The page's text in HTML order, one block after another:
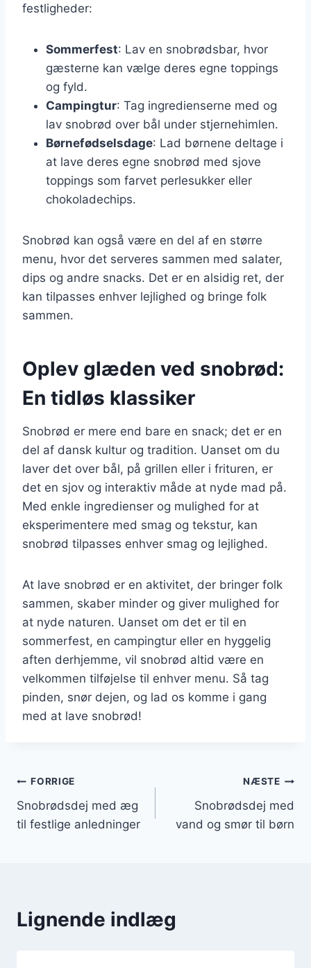
festligheder:
Sommerfest: Lav en snobrødsbar, hvor
gæsterne kan vælge deres egne toppings
og fyld.
Campingtur: Tag ingredienserne med og
lav snobrød over bål under stjernehimlen.
Børnefødselsdage: Lad børnene deltage i
at lave deres egne snobrød med sjove
toppings som farvet perlesukker eller
chokoladechips.
Snobrød kan også være en del af en større
menu, hvor det serveres sammen med salater,
dips og andre snacks. Det er en alsidig ret, der
kan tilpasses enhver lejlighed og bringe folk
sammen.
Oplev glæden ved snobrød:
En tidløs klassiker
Snobrød er mere end bare en snack; det er en
del af dansk kultur og tradition. Uanset om du
laver det over bål, på grillen eller i frituren, er
det en sjov og interaktiv måde at nyde mad på.
Med enkle ingredienser og mulighed for at
eksperimentere med smag og tekstur, kan
snobrød tilpasses enhver smag og lejlighed.
At lave snobrød er en aktivitet, der bringer folk
sammen, skaber minder og giver mulighed for
at nyde naturen. Uanset om det er til en
sommerfest, en campingtur eller en hyggelig
aften derhjemme, vil snobrød altid være en
velkommen tilføjelse til enhver menu. Så tag
pinden, snør dejen, og lad os komme i gang
med at lave snobrød!
Indlægsnavigation
FORRIGE
Snobrødsdej med æg
til festlige anledninger
NÆSTE
Snobrødsdej med
vand og smør til børn
Lignende indlæg